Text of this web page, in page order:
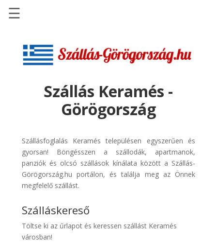
Szállások
Repülőjegy
pénzvisszatérítéssel
Discover
Cars
Transzfer
Kiwi
Taxi
☰
Szállás Keramés -
Görögország
Szállásfoglalás Keramés településen egyszerűen és
gyorsan! Böngésszen a szállodák, apartmanok,
panziók és olcsó szállások kínálata között a Szállás-
Görögország.hu portálon, és találja meg az Önnek
megfelelő szállást.
Szálláskereső
Töltse ki az űrlapot és keressen szállást Keramés
városban!